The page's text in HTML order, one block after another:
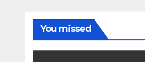
You missed